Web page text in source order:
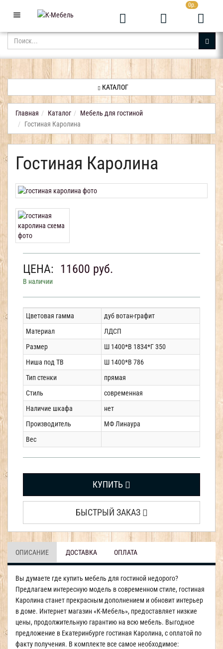
0р.
Звоните с 9:00 до 23:00 +7 (343) 361-05-24
КАТАЛОГ
АКЦИИ
НОВИНКИ
ОТЗЫВЫ
КАБИНЕТ
КАТАЛОГ
Главная Каталог
Мебель для гостиной
Гостиная Каролина
Гостиная Каролина
ЦЕНА: 11600 руб.
В наличии
Цветовая гамма
дуб вотан-графит
Материал
ЛДСП
Размер
Ш 1400*В 1834*Г 350
Ниша под ТВ
Ш 1400*В 786
Тип стенки
прямая
Стиль
современная
Наличие шкафа
нет
Производитель
МФ Линаура
Вес
КУПИТЬ
БЫСТРЫЙ ЗАКАЗ
ОПИСАНИЕ ДОСТАВКА ОПЛАТА
Вы думаете где купить мебель для гостиной недорого?
Предлагаем интересную модель в современном стиле, гостиная
Каролина станет прекрасным дополнением и обновит интерьер
в доме. Интернет магазин «К-Мебель», предоставляет низкие
цены, продолжительную гарантию на всю мебель. Выгодное
предложение в Екатеринбурге гостиная Каролина, с оплатой по
факту получения. В комплекте все самое необходимое: